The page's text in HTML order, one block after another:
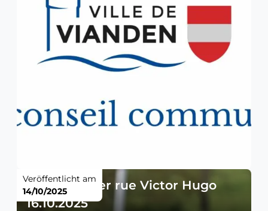
Sperrung der rue Victor Hugo
16.10.2025
Veröffentlicht am
14/10/2025